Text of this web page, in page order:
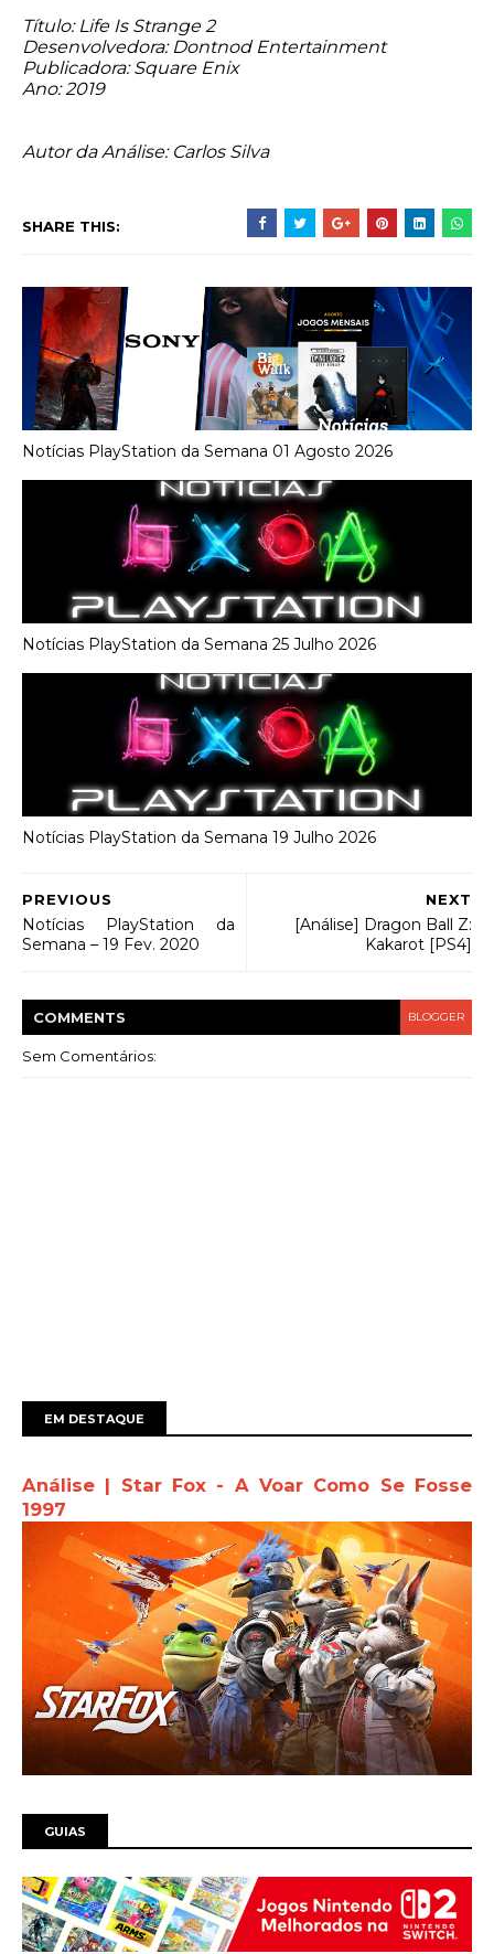
Título: Life Is Strange 2
Desenvolvedora: Dontnod Entertainment
Publicadora: Square Enix
Ano: 2019
Autor da Análise: Carlos Silva
SHARE THIS:
Notícias PlayStation da Semana 01 Agosto 2026
Notícias PlayStation da Semana 25 Julho 2026
Notícias PlayStation da Semana 19 Julho 2026
NEXT
[Análise] Dragon Ball Z:
Kakarot [PS4]
PREVIOUS
Notícias PlayStation da
Semana – 19 Fev. 2020
COMMENTS BLOGGER
Sem Comentários:
EM DESTAQUE
Análise | Star Fox - A Voar Como Se Fosse
1997
GUIAS